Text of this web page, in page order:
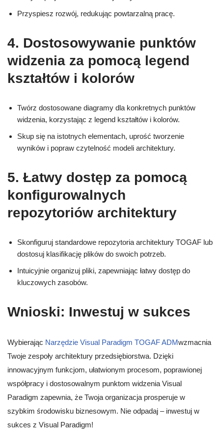
Przyspiesz rozwój, redukując powtarzalną pracę.
4. Dostosowywanie punktów
widzenia za pomocą legend
kształtów i kolorów
Twórz dostosowane diagramy dla konkretnych punktów
widzenia, korzystając z legend kształtów i kolorów.
Skup się na istotnych elementach, uprość tworzenie
wyników i popraw czytelność modeli architektury.
5. Łatwy dostęp za pomocą
konfigurowalnych
repozytoriów architektury
Skonfiguruj standardowe repozytoria architektury TOGAF lub
dostosuj klasifikację plików do swoich potrzeb.
Intuicyjnie organizuj pliki, zapewniając łatwy dostęp do
kluczowych zasobów.
Wnioski: Inwestuj w sukces
Wybierając Narzędzie Visual Paradigm TOGAF ADMwzmacnia
Twoje zespoły architektury przedsiębiorstwa. Dzięki
innowacyjnym funkcjom, ułatwionym procesom, poprawionej
współpracy i dostosowalnym punktom widzenia Visual
Paradigm zapewnia, że Twoja organizacja prosperuje w
szybkim środowisku biznesowym. Nie odpadaj – inwestuj w
sukces z Visual Paradigm!